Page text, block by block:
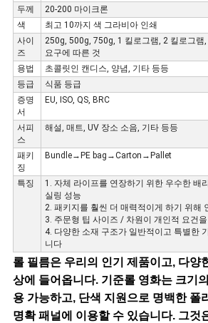
두께
20-200 마이크론
색
최고 10까지 색 그라비아 인쇄
사이
즈
250g, 500g, 750g, 1 킬로그램, 2 킬로그램
요구에 따른 것
용법
초콜릿인 캔디스, 양념, 기타 등등
등급
식품 등급
증명
서
EU, ISO, QS, BRC
서피
스
해설, 매트, UV 장소 소음, 기타 등등
패키
징
Bundle→PE bag→Carton→Pallet
특징
1. 자체 라이프를 연장하기 위한 우수한 배
실링 성능
2. 패키지를 훨씬 더 매력적이게 하기 위해
3. 주문형 팁 사이즈 / 차원이 개인적 요건
4. 다양한 소재 구조가 일반적이고 특별한
니다
롤 필름은 우리의 인기 제품이고, 다양
상에 들어옵니다. 기준롤 영화는 크기
용 가능하고, 단색 지원으로 명백한 폴
명확 패널에 이용할 수 있습니다. 그것